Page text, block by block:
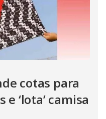
cotas para
‘lota’ camisa